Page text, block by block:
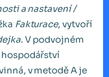
a nastavení /
Fakturace, vytvoří
. V podvojném
v metodě A je